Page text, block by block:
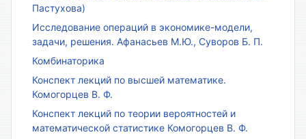
Пастухова)
Исследование операций в экономике-модели,
задачи, решения. Афанасьев М.Ю., Суворов Б. П.
Комбинаторика
Конспект лекций по высшей математике.
Комогорцев В. Ф.
Конспект лекций по теории вероятностей и
математической статистике Комогорцев В. Ф.